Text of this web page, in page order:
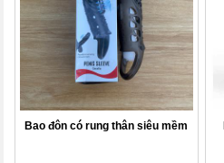
Bao đôn có rung thân siêu mềm